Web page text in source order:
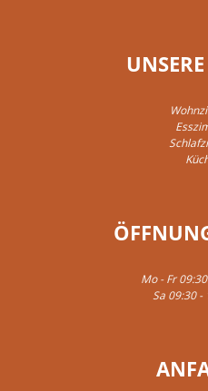
Mo - Fr
Sa 09:30 -